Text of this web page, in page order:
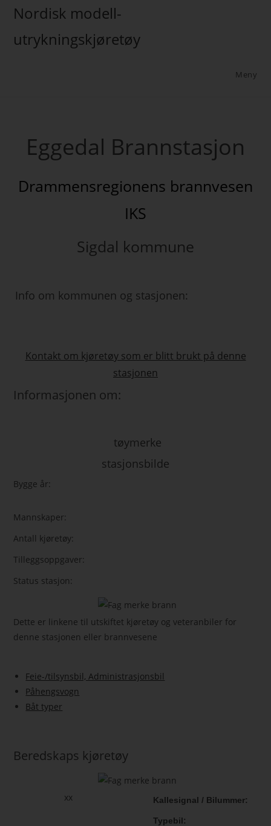
Nordisk modell-
utrykningskjøretøy
Meny
Eggedal Brannstasjon
Drammensregionens brannvesen
IKS
Sigdal kommune
Info om kommunen og stasjonen:
Kontakt om kjøretøy som er blitt brukt på denne
stasjonen
Informasjonen om:
tøymerke
stasjonsbilde
Bygge år:
Mannskaper:
Antall kjøretøy:
Tilleggsoppgaver:
Status stasjon:
Dette er linkene til utskiftet kjøretøy og veteranbiler for
denne stasjonen eller brannvesene
Feie-/tilsynsbil, Administrasjonsbil
Påhengsvogn
Båt typer
Beredskaps kjøretøy
xx Kallesignal / Bilummer
Typebil